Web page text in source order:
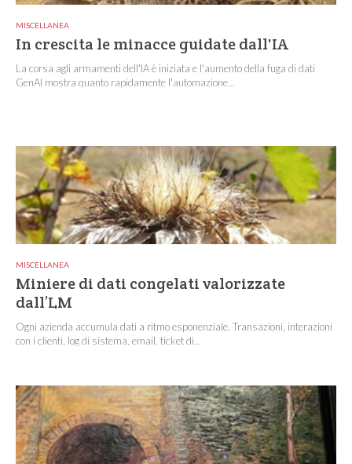
MISCELLANEA
In crescita le minacce guidate dall'IA
La corsa agli armamenti dell'IA è iniziata e l'aumento della fuga di dati
GenAI mostra quanto rapidamente l'automazione...
MISCELLANEA
Miniere di dati congelati valorizzate
dall’LM
Ogni azienda accumula dati a ritmo esponenziale. Transazioni, interazioni
con i clienti, log di sistema, email, ticket di...